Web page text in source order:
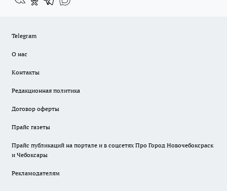
Telegram
О нас
Контакты
Редакционная политика
Договор оферты
Прайс газеты
Прайс публикаций на портале и в соцсетях Про Город Новочебоксраск
и Чебоксары
Рекламодателям